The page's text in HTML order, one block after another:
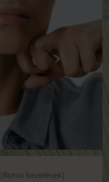
|Botox kezelések|